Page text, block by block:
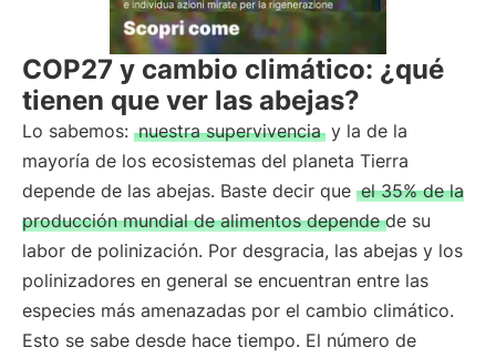
COP27 y cambio climático: ¿qué
tienen que ver las abejas?
Lo sabemos: nuestra supervivencia y la de la
mayoría de los ecosistemas del planeta Tierra
depende de las abejas. Baste decir que el 35% de la
producción mundial de alimentos depende de su
labor de polinización. Por desgracia, las abejas y los
polinizadores en general se encuentran entre las
especies más amenazadas por el cambio climático.
Esto se sabe desde hace tiempo. El número de